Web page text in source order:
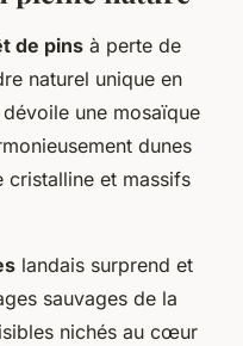
de pins à perte de
naturel unique en
une mosaïque
dunes
et massifs
landais surprend et
sauvages de la
nichés au cœur